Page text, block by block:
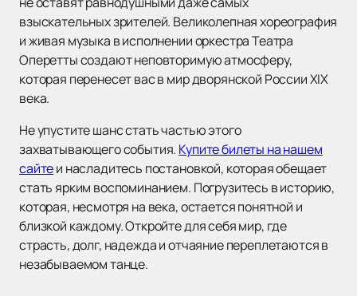
взыскательных зрителей. Великолепная хореография
и живая музыка в исполнении оркестра Театра
Оперетты создают неповторимую атмосферу,
которая перенесет вас в мир дворянской России XIX
века.
Не упустите шанс стать частью этого
захватывающего события. Купите билеты на нашем
сайтеи насладитесь постановкой, которая обещает
стать ярким воспоминанием. Погрузитесь в историю,
которая, несмотря на века, остается понятной и
близкой каждому. Откройте для себя мир, где
страсть, долг, надежда и отчаяние переплетаются в
незабываемом танце.